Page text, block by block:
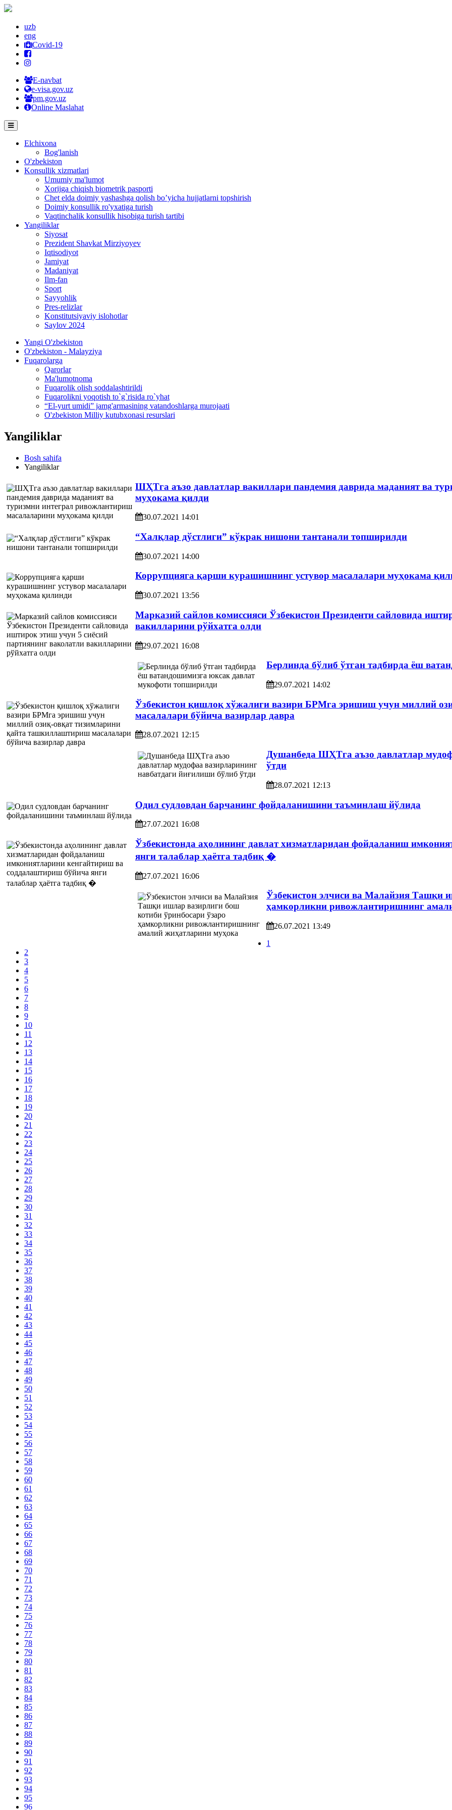
uzb
eng
Covid-19
E-navbat
e-visa.gov.uz
pm.gov.uz
Online Maslahat
Elchixona
Bog'lanish
O'zbekiston
Konsullik xizmatlari
Umumiy ma'lumot
Xorijga chiqish biometrik pasporti
Chet elda doimiy yashashga qolish bo’yicha hujjatlarni topshirish
Doimiy konsullik ro'yxatiga turish
Vaqtinchalik konsullik hisobiga turish tartibi
Yangiliklar
Siyosat
Prezident Shavkat Mirziyoyev
Iqtisodiyot
Jamiyat
Madaniyat
Ilm-fan
Sport
Sayyohlik
Pres-relizlar
Konstitutsiyaviy islohotlar
Saylov 2024
Yangi O'zbekiston
O'zbekiston - Malayziya
Fuqarolarga
Qarorlar
Ma'lumotnoma
Fuqarolik olish soddalashtirildi
Fuqarolikni yoqotish to`g`risida ro`yhat
“El-yurt umidi” jamg'armasining vatandoshlarga murojaati
O'zbekiston Milliy kutubxonasi resurslari
Yangiliklar
Bosh sahifa
Yangiliklar
ШҲТга аъзо давлатлар вакиллари пандемия даврида маданият ва
муҳокама қилди
30.07.2021 14:01
“Халқлар дўстлиги” кўкрак нишони тантанали топширилди
30.07.2021 14:00
Коррупцияга қарши курашишнинг устувор масалалари муҳокама
30.07.2021 13:56
Марказий сайлов комиссияси Ўзбекистон Президенти сайловида
вакилларини рўйхатга олди
29.07.2021 16:08
Берлинда бўлиб ўтган тадбирда ёш
29.07.2021 14:02
Ўзбекистон қишлоқ хўжалиги вазири БРМга эришиш учун миллий
масалалари бўйича вазирлар давра
28.07.2021 12:15
Душанбеда ШҲТга аъзо давлатлар
ўтди
28.07.2021 12:13
Одил судловдан барчанинг фойдаланишини таъминлаш йўлида
27.07.2021 16:08
Ўзбекистонда аҳолининг давлат хизматларидан фойдаланиш
янги талаблар ҳаётга тадбиқ �
27.07.2021 16:06
Ўзбекистон элчиси ва Малайзия Ташқи
ҳамкорликни ривожлантиришнинг
26.07.2021 13:49
1
2
3
4
5
6
7
8
9
10
11
12
13
14
15
16
17
18
19
20
21
22
23
24
25
26
27
28
29
30
31
32
33
34
35
36
37
38
39
40
41
42
43
44
45
46
47
48
49
50
51
52
53
54
55
56
57
58
59
60
61
62
63
64
65
66
67
68
69
70
71
72
73
74
75
76
77
78
79
80
81
82
83
84
85
86
87
88
89
90
91
92
93
94
95
96